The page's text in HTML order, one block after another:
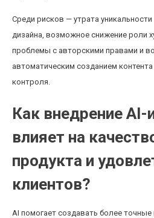
Среди рисков — утрата
дизайна, возможное снижение роли
проблемы с авторскими правами и
автоматическим созданием
контроля.
Как внедрение AI-
влияет на
продукта и
клиентов?
AI помогает создавать более